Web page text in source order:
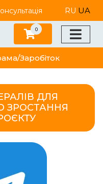
RU UA
Заробіток
0
ДЛЯ
ЗРОСТАННЯ